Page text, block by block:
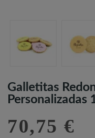
Galletitas
Personalizadas
70,75 €